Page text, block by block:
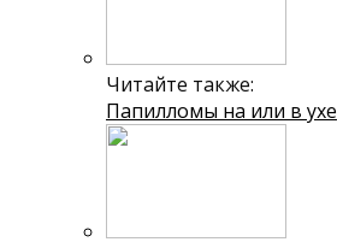
Читайте также:
Папилломы на или в ухе